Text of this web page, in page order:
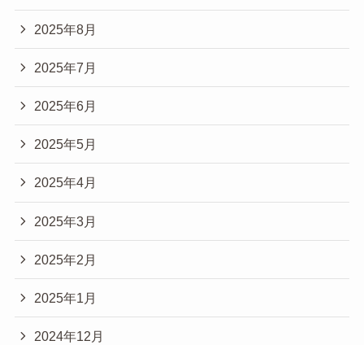
2025年8月
2025年7月
2025年6月
2025年5月
2025年4月
2025年3月
2025年2月
2025年1月
2024年12月